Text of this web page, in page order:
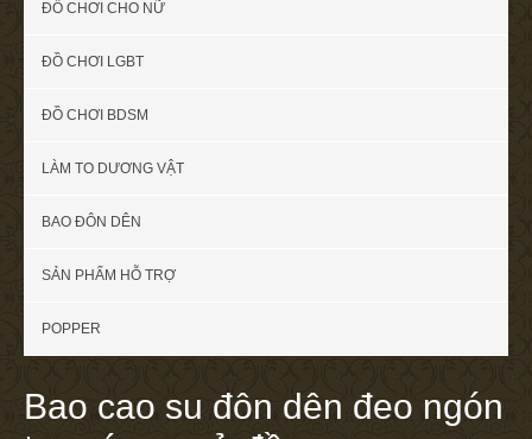
ĐỒ CHƠI CHO NỮ
ĐỒ CHƠI LGBT
ĐỒ CHƠI BDSM
LÀM TO DƯƠNG VẬT
BAO ĐÔN DÊN
SẢN PHẨM HỖ TRỢ
POPPER
Bao cao su đôn dên đeo ngón